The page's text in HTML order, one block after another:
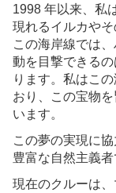
ENGLISH
言語
日本語
简体中文
1998 年以来、私
現れるイルカやそ
この海岸線では
動を目撃できる
ります。私はこ
おり、この宝物
います。
この夢の実現に
豊富な自然主義
現在のクルーは